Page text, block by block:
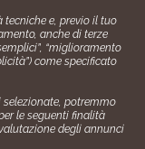
Impiego24.it s.r.l.
e, previo il tuo
anche di terze
“miglioramento
come specificato
potremmo
le seguenti finalità
degli annunci